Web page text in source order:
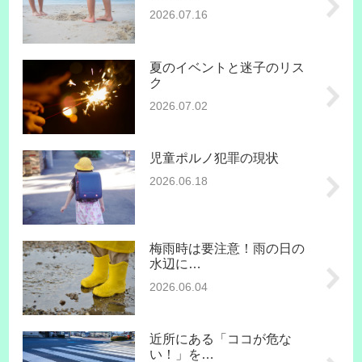
2026.07.16
夏のイベントと迷子のリス
ク
2026.07.02
児童ポルノ犯罪の現状
2026.06.18
梅雨時は要注意！雨の日の
水辺に…
2026.06.04
近所にある「ココが危な
い！」を…